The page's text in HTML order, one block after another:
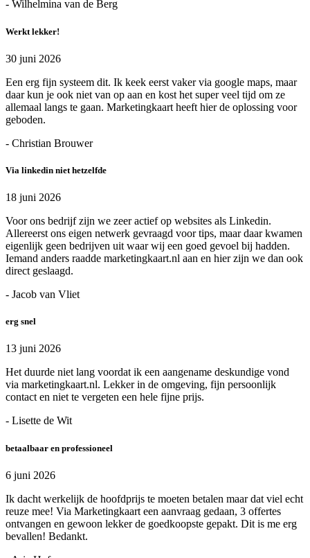
- Wilhelmina van de Berg
Werkt lekker!
30 juni 2026
Een erg fijn systeem dit. Ik keek eerst vaker via google maps, maar
daar kun je ook niet van op aan en kost het super veel tijd om ze
allemaal langs te gaan. Marketingkaart heeft hier de oplossing voor
geboden.
- Christian Brouwer
Via linkedin niet hetzelfde
18 juni 2026
Voor ons bedrijf zijn we zeer actief op websites als Linkedin.
Allereerst ons eigen netwerk gevraagd voor tips, maar daar kwamen
eigenlijk geen bedrijven uit waar wij een goed gevoel bij hadden.
Iemand anders raadde marketingkaart.nl aan en hier zijn we dan ook
direct geslaagd.
- Jacob van Vliet
erg snel
13 juni 2026
Het duurde niet lang voordat ik een aangename deskundige vond
via marketingkaart.nl. Lekker in de omgeving, fijn persoonlijk
contact en niet te vergeten een hele fijne prijs.
- Lisette de Wit
betaalbaar en professioneel
6 juni 2026
Ik dacht werkelijk de hoofdprijs te moeten betalen maar dat viel echt
reuze mee! Via Marketingkaart een aanvraag gedaan, 3 offertes
ontvangen en gewoon lekker de goedkoopste gepakt. Dit is me erg
bevallen! Bedankt.